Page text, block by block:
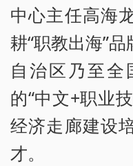
中心主任高海
耕“职教出海”
自治区乃至
的“中文+职业
经济走廊建设
才。